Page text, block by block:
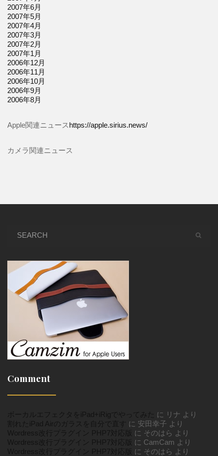
2007年6月
2007年5月
2007年4月
2007年3月
2007年2月
2007年1月
2006年12月
2006年11月
2006年10月
2006年9月
2006年8月
Apple関連ニュースhttps://apple.sirius.news/
カメラ関連ニュース
Comment
ボーカルエフェクタをiPad+iRigでやってみた に リナ より
割れたiPad Airのガラスを自分で直す
に 安田幸子 より
Wordress改行プラグイン PHP7対応版 に そのはら より
Wordress改行プラグイン PHP7対応版 に CamCam より
Wordress改行プラグイン PHP7対応版 に そのはら より